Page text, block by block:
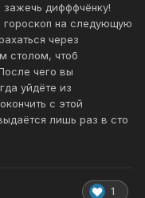
зажечь дифффчёнку!
гороскоп на следующую
через
столом, чтоб
чего вы
уйдёте из
с этой
лишь раз в сто
1